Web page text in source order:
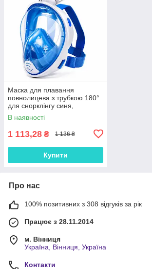
Маска для плавання
повнолицева з трубкою 180°
для снорклінгу синя,
панорамний огляд,
антизапотівання, беруші
В наявності
1 113,28 ₴ 1 136 ₴
Купити
Про нас
100% позитивних з 308 відгуків за рік
Працює з 28.11.2014
м. Вінниця
Україна, Вінниця, Україна
Контакти